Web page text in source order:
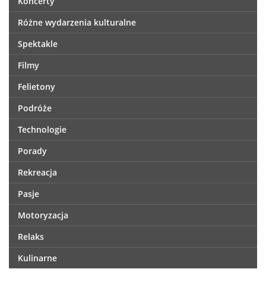
Różne wydarzenia kulturalne
Spektakle
Filmy
Felietony
Podróże
Technologie
Porady
Rekreacja
Pasje
Motoryzacja
Relaks
Kulinarne